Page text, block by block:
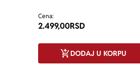
Cena:
2.499,00RSD
DODAJ U KORPU